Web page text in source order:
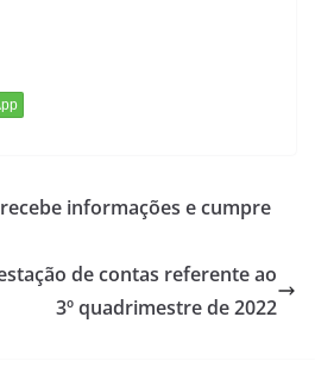
informações e cumpre
de contas referente ao
3º quadrimestre de 2022